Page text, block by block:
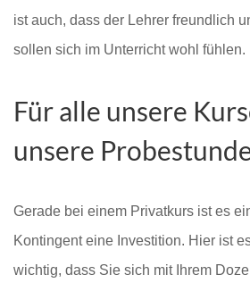
ist auch, dass der Lehrer freundlich
sollen sich im Unterricht wohl fühlen.
Für alle unsere
unsere
Gerade bei einem Privatkurs ist es
Kontingent eine Investition. Hier ist
wichtig, dass Sie sich mit Ihrem